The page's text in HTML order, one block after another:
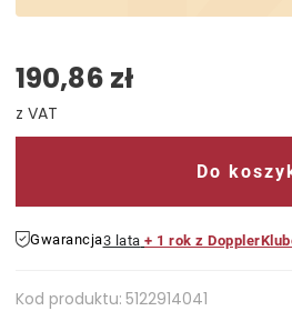
190,86 zł
Cena jednostkowa:
Do
Gwarancja3 lata + 1 rok z
Kod produktu: 5122914041